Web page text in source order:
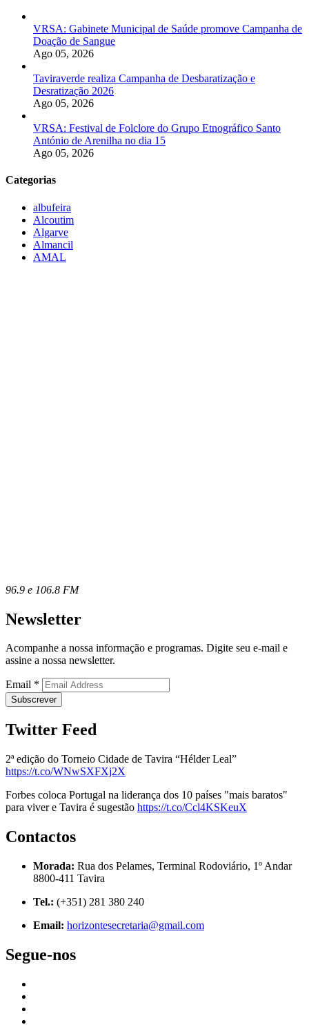
VRSA: Gabinete Municipal de Saúde promove Campanha de
Doação de Sangue
Ago 05, 2026
Taviraverde realiza Campanha de Desbaratização e
Desratização 2026
Ago 05, 2026
VRSA: Festival de Folclore do Grupo Etnográfico Santo
António de Arenilha no dia 15
Ago 05, 2026
Categorias
albufeira
Alcoutim
Algarve
Almancil
AMAL
96.9 e 106.8 FM
Newsletter
Acompanhe a nossa informação e programas. Digite seu e-mail e
assine a nossa newsletter.
Email *
Twitter Feed
2ª edição do Torneio Cidade de Tavira “Hélder Leal”
https://t.co/WNwSXFXj2X
Forbes coloca Portugal na liderança dos 10 países "mais baratos"
para viver e Tavira é sugestão https://t.co/Ccl4KSKeuX
Contactos
Morada: Rua dos Pelames, Terminal Rodoviário, 1º Andar
8800-411 Tavira
Tel.: (+351) 281 380 240
Email: horizontesecretaria@gmail.com
Segue-nos